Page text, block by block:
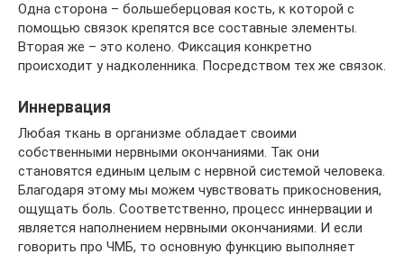
Одна сторона – большеберцовая кость, к которой с
помощью связок крепятся все составные элементы.
Вторая же – это колено. Фиксация конкретно
происходит у надколенника. Посредством тех же связок.
Иннервация
Любая ткань в организме обладает своими
собственными нервными окончаниями. Так они
становятся единым целым с нервной системой человека.
Благодаря этому мы можем чувствовать прикосновения,
ощущать боль. Соответственно, процесс иннервации и
является наполнением нервными окончаниями. И если
говорить про ЧМБ, то основную функцию выполняет